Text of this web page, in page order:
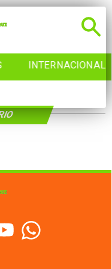
INTERNACIONAL